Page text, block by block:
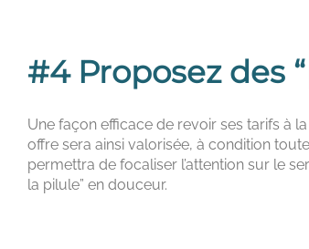
#4 Proposez des
Une façon efficace de revoir ses tarifs à la
offre sera ainsi valorisée, à condition
permettra de focaliser l’attention sur le
la pilule” en douceur.